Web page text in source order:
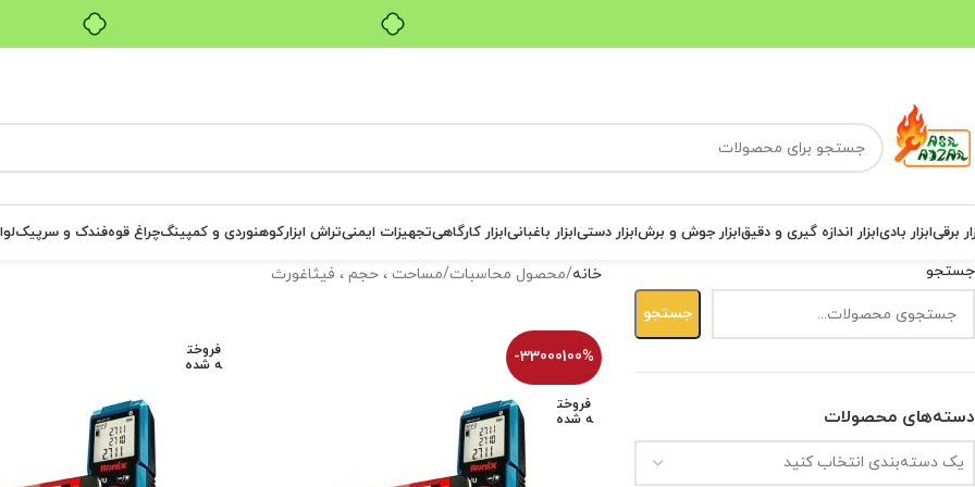
برقیابزار بادیابزار اندازه گیری و دقیقابزار جوش و برشابزار دستیابزار باغبانیابزار کارگاهیتجهیزات ایمنیتراش ابزارکوهنوردی و کمپینگچراغ قوهفندک و سرپیک
جستجو
جستجو
دسته‌های محصولات
یک دسته‌بندی انتخاب کنید
خانه محصول محاسبات مساحت ، حجم ، فیثاغورث
-33000100%
فروخت
ه شده
فروخت
ه شده